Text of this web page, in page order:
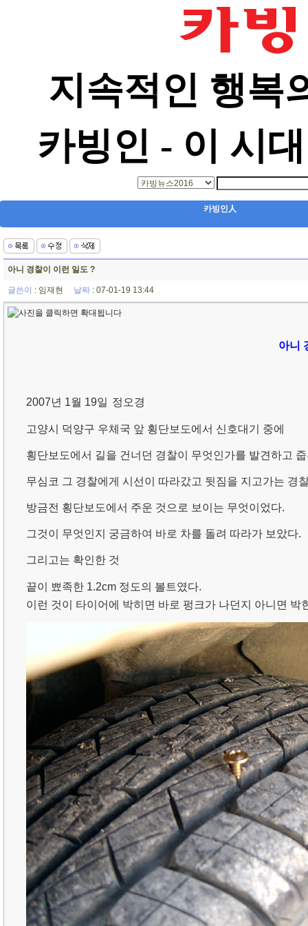
지속적인 행복
카빙인 - 이 시
카빙인人
아니 경찰이 이런 일도 ?
글쓴이 : 임재현 날짜 : 07-01-19 13:44
아니
2007년 1월 19일 정오경
고양시 덕양구 우체국 앞 횡단보도에서 신호대기 중에
횡단보도에서 길을 건 너 던 경찰이 무엇인가를 발견하고
무심코 그 경찰에게 시선이 따라갔고 뒷짐을 지고가는 경
방금전 횡단보도에서 주운 것으로 보이는 무엇이었다.
그것이 무엇인지 궁금하여 바로 차를 돌려 따라가 보았다.
그리고는 확인한 것
끝이 뾰족한 1.2cm 정도의 볼트였다.
이런 것이 타이어에 박히면 바로 펑크가 나던지 아니면 박